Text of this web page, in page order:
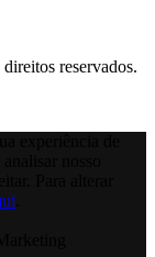
reservados.